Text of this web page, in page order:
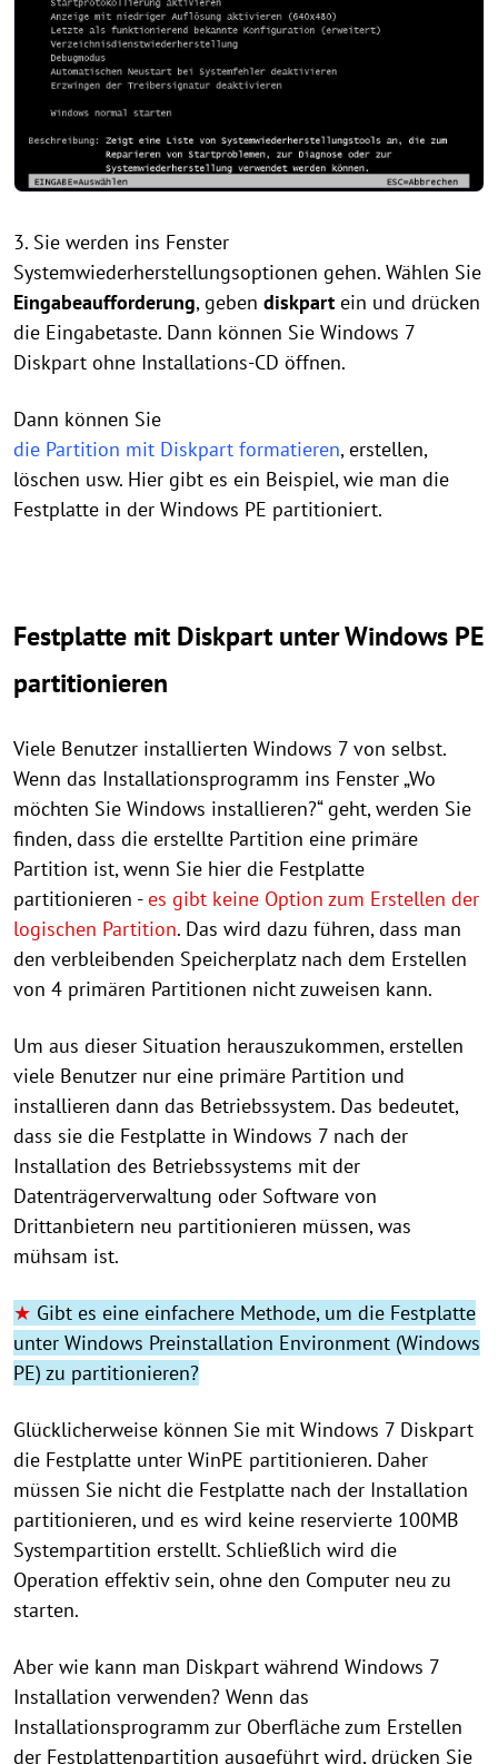
3. Sie werden ins Fenster
Systemwiederherstellungsoptionen gehen. Wählen Sie
Eingabeaufforderung, geben diskpart ein und drücken
die Eingabetaste. Dann können Sie Windows 7
Diskpart ohne Installations-CD öffnen.
Dann können Sie
die Partition mit Diskpart formatieren, erstellen,
löschen usw. Hier gibt es ein Beispiel, wie man die
Festplatte in der Windows PE partitioniert.
Festplatte mit Diskpart unter Windows PE
partitionieren
Viele Benutzer installierten Windows 7 von selbst.
Wenn das Installationsprogramm ins Fenster „Wo
möchten Sie Windows installieren?“ geht, werden Sie
finden, dass die erstellte Partition eine primäre
Partition ist, wenn Sie hier die Festplatte
partitionieren -es gibt keine Option zum Erstellen der
logischen Partition. Das wird dazu führen, dass man
den verbleibenden Speicherplatz nach dem Erstellen
von 4 primären Partitionen nicht zuweisen kann.
Um aus dieser Situation herauszukommen, erstellen
viele Benutzer nur eine primäre Partition und
installieren dann das Betriebssystem. Das bedeutet,
dass sie die Festplatte in Windows 7 nach der
Installation des Betriebssystems mit der
Datenträgerverwaltung oder Software von
Drittanbietern neu partitionieren müssen, was
mühsam ist.
★ Gibt es eine einfachere Methode, um die Festplatte
unter Windows Preinstallation Environment (Windows
PE) zu partitionieren?
Glücklicherweise können Sie mit Windows 7 Diskpart
die Festplatte unter WinPE partitionieren. Daher
müssen Sie nicht die Festplatte nach der Installation
partitionieren, und es wird keine reservierte 100MB
Systempartition erstellt. Schließlich wird die
Operation effektiv sein, ohne den Computer neu zu
starten.
Aber wie kann man Diskpart während Windows 7
Installation verwenden? Wenn das
Installationsprogramm zur Oberfläche zum Erstellen
der Festplattenpartition ausgeführt wird, drücken Sie